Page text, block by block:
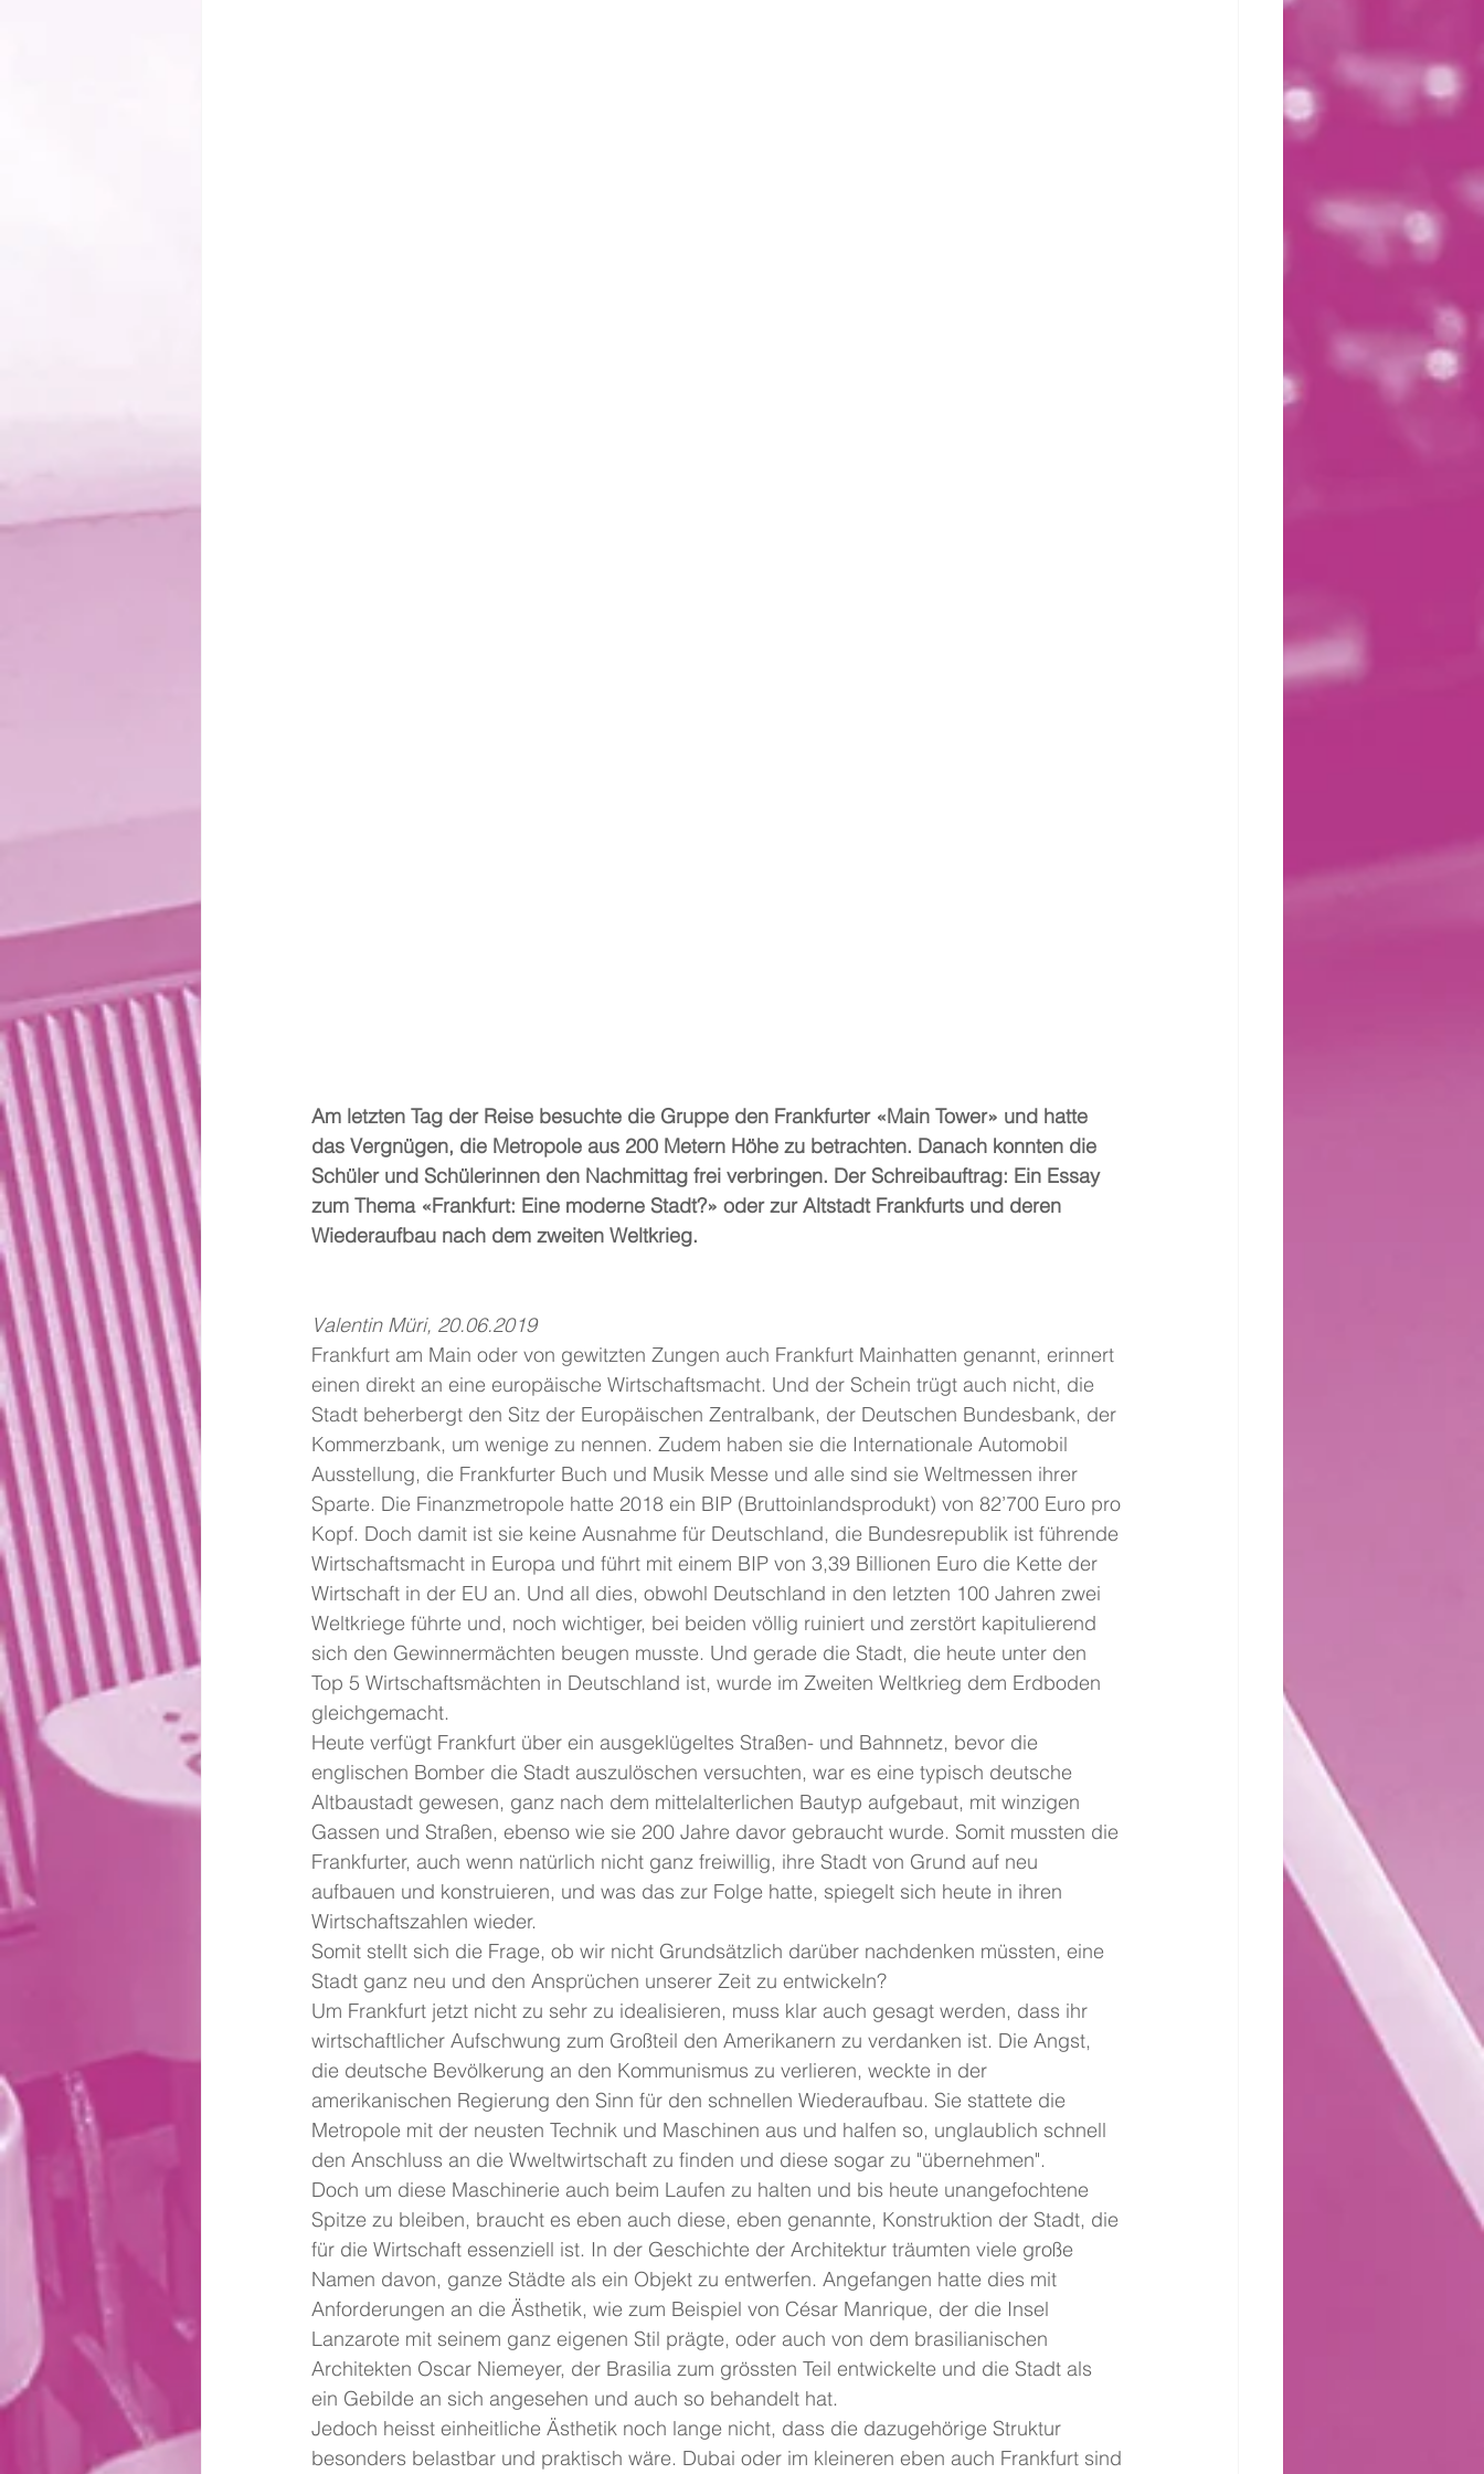
Am letzten Tag der Reise besuchte die Gruppe den Frankfurter «Main Tower» und hatte
das Vergnügen, die Metropole aus 200 Metern Höhe zu betrachten. Danach konnten die
Schüler und Schülerinnen den Nachmittag frei verbringen. Der Schreibauftrag: Ein Essay
zum Thema «Frankfurt: Eine moderne Stadt?» oder zur Altstadt Frankfurts und deren
Wiederaufbau nach dem zweiten Weltkrieg.
Valentin Müri, 20.06.2019
Frankfurt am Main oder von gewitzten Zungen auch Frankfurt Mainhatten genannt, erinnert
einen direkt an eine europäische Wirtschaftsmacht. Und der Schein trügt auch nicht, die
Stadt beherbergt den Sitz der Europäischen Zentralbank, der Deutschen Bundesbank, der
Kommerzbank, um wenige zu nennen. Zudem haben sie die Internationale Automobil
Ausstellung, die Frankfurter Buch und Musik Messe und alle sind sie Weltmessen ihrer
Sparte. Die Finanzmetropole hatte 2018 ein BIP (Bruttoinlandsprodukt) von 82’700 Euro pro
Kopf. Doch damit ist sie keine Ausnahme für Deutschland, die Bundesrepublik ist führende
Wirtschaftsmacht in Europa und führt mit einem BIP von 3,39 Billionen Euro die Kette der
Wirtschaft in der EU an. Und all dies, obwohl Deutschland in den letzten 100 Jahren zwei
Weltkriege führte und, noch wichtiger, bei beiden völlig ruiniert und zerstört kapitulierend
sich den Gewinnermächten beugen musste. Und gerade die Stadt, die heute unter den
Top 5 Wirtschaftsmächten in Deutschland ist, wurde im Zweiten Weltkrieg dem Erdboden
gleichgemacht.
Heute verfügt Frankfurt über ein ausgeklügeltes Straßen- und Bahnnetz, bevor die
englischen Bomber die Stadt auszulöschen versuchten, war es eine typisch deutsche
Altbaustadt gewesen, ganz nach dem mittelalterlichen Bautyp aufgebaut, mit winzigen
Gassen und Straßen, ebenso wie sie 200 Jahre davor gebraucht wurde. Somit mussten die
Frankfurter, auch wenn natürlich nicht ganz freiwillig, ihre Stadt von Grund auf neu
aufbauen und konstruieren, und was das zur Folge hatte, spiegelt sich heute in ihren
Wirtschaftszahlen wieder.
Somit stellt sich die Frage, ob wir nicht Grundsätzlich darüber nachdenken müssten, eine
Stadt ganz neu und den Ansprüchen unserer Zeit zu entwickeln?
Um Frankfurt jetzt nicht zu sehr zu idealisieren, muss klar auch gesagt werden, dass ihr
wirtschaftlicher Aufschwung zum Großteil den Amerikanern zu verdanken ist. Die Angst,
die deutsche Bevölkerung an den Kommunismus zu verlieren, weckte in der
amerikanischen Regierung den Sinn für den schnellen Wiederaufbau. Sie stattete die
Metropole mit der neusten Technik und Maschinen aus und halfen so, unglaublich schnell
den Anschluss an die Wweltwirtschaft zu finden und diese sogar zu "übernehmen".
Doch um diese Maschinerie auch beim Laufen zu halten und bis heute unangefochtene
Spitze zu bleiben, braucht es eben auch diese, eben genannte, Konstruktion der Stadt, die
für die Wirtschaft essenziell ist. In der Geschichte der Architektur träumten viele große
Namen davon, ganze Städte als ein Objekt zu entwerfen. Angefangen hatte dies mit
Anforderungen an die Ästhetik, wie zum Beispiel von César Manrique, der die Insel
Lanzarote mit seinem ganz eigenen Stil prägte, oder auch von dem brasilianischen
Architekten Oscar Niemeyer, der Brasilia zum grössten Teil entwickelte und die Stadt als
ein Gebilde an sich angesehen und auch so behandelt hat.
Jedoch heisst einheitliche Ästhetik noch lange nicht, dass die dazugehörige Struktur
besonders belastbar und praktisch wäre. Dubai oder im kleineren eben auch Frankfurt sind